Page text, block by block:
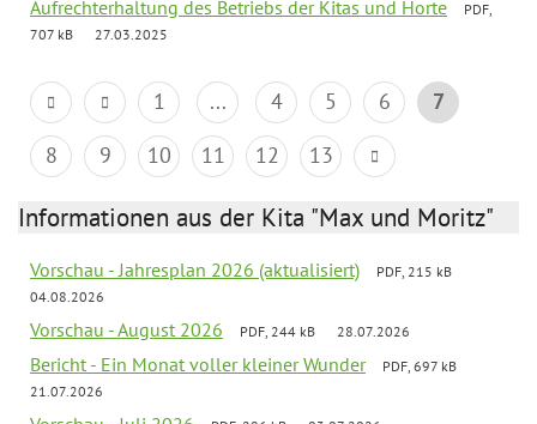
Aufrechterhaltung des Betriebs der Kitas und Horte
PDF,
707 kB
27.03.2025
1 ... 4 5 6
7
8
9 10 11 12 13
Informationen aus der Kita "Max und Moritz"
Vorschau - Jahresplan 2026 (aktualisiert)
PDF, 215 kB
04.08.2026
Vorschau - August 2026 PDF, 244 kB 28.07.2026
Bericht - Ein Monat voller kleiner Wunder
PDF, 697 kB
21.07.2026